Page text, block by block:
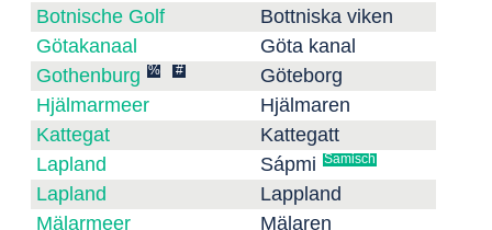
Botnische Golf
Bottniska viken
Götakanaal
Göta kanal
Gothenburg % #
Göteborg
Hjälmarmeer
Hjälmaren
Kattegat
Kattegatt
Lapland
Sápmi Samisch
Lapland
Lappland
Mälarmeer
Mälaren